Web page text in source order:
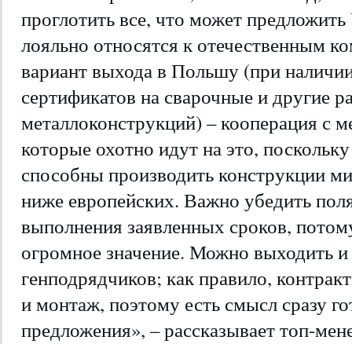
проглотить все, что может
лояльно относятся к отечественным
вариант выхода в Польшу (при
сертификатов на сварочные и другие
металлоконструкций) – кооперация с
которые охотно идут на это,
способны производить конструкции
ниже европейских. Важно убедить
выполнения заявленных сроков,
огромное значение. Можно выходить
генподрядчиков; как правило,
и монтаж, поэтому есть смысл сразу
предложения», – рассказывает топ-